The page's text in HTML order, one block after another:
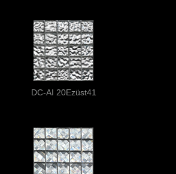
DC-AI 20Ezüst41